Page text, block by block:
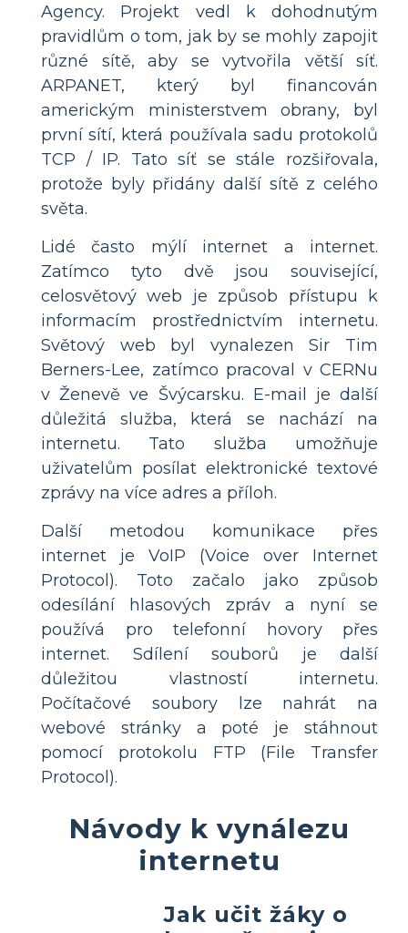
Agency. Projekt vedl k dohodnutým
pravidlům o tom, jak by se mohly zapojit
různé sítě, aby se vytvořila větší síť.
ARPANET, který byl financován
americkým ministerstvem obrany, byl
první sítí, která používala sadu protokolů
TCP / IP. Tato síť se stále rozšiřovala,
protože byly přidány další sítě z celého
světa.
Lidé často mýlí internet a internet.
Zatímco tyto dvě jsou související,
celosvětový web je způsob přístupu k
informacím prostřednictvím internetu.
Světový web byl vynalezen Sir Tim
Berners-Lee, zatímco pracoval v CERNu
v Ženevě ve Švýcarsku. E-mail je další
důležitá služba, která se nachází na
internetu. Tato služba umožňuje
uživatelům posílat elektronické textové
zprávy na více adres a příloh.
Další metodou komunikace přes
internet je VoIP (Voice over Internet
Protocol). Toto začalo jako způsob
odesílání hlasových zpráv a nyní se
používá pro telefonní hovory přes
internet. Sdílení souborů je další
důležitou vlastností internetu.
Počítačové soubory lze nahrát na
webové stránky a poté je stáhnout
pomocí protokolu FTP (File Transfer
Protocol).
Návody k vynálezu
internetu
Jak učit žáky o